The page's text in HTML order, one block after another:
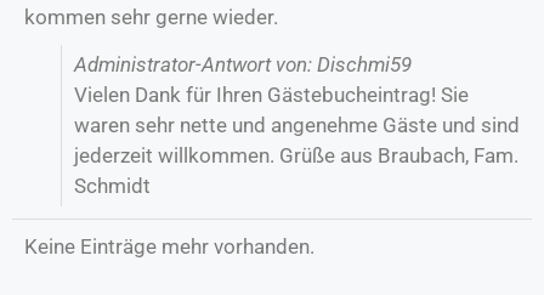
kommen sehr gerne wieder.
Administrator-Antwort von: Dischmi59
Vielen Dank für Ihren Gästebucheintrag! Sie
waren sehr nette und angenehme Gäste und sind
jederzeit willkommen. Grüße aus Braubach, Fam.
Schmidt
Keine Einträge mehr vorhanden.